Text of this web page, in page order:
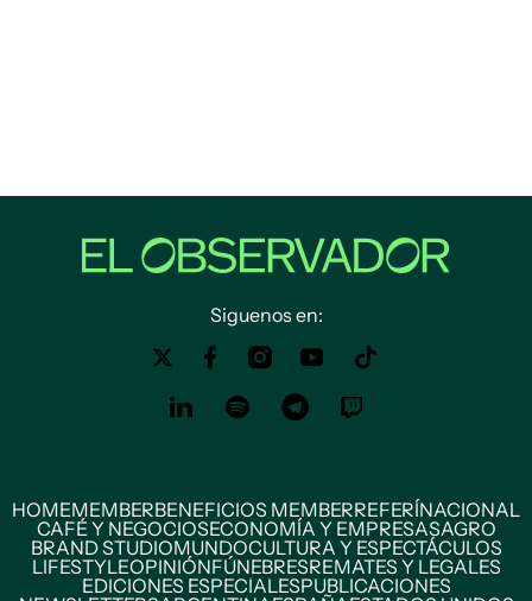
Siguenos en:
HOMEMEMBERBENEFICIOS MEMBERREFERÍNACIONAL
CAFÉ Y NEGOCIOSECONOMÍA Y EMPRESASAGRO
BRAND STUDIOMUNDOCULTURA Y ESPECTÁCULOS
LIFESTYLEOPINIÓNFÚNEBRESREMATES Y LEGALES
EDICIONES ESPECIALESPUBLICACIONES